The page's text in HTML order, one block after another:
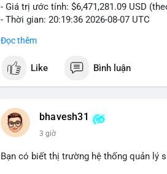
- Giá trị ước tính: $6,471,281.09 USD
- Thời gian: 20:19:36 2026-08-07 UTC
Nhận định phân tích: Khối lượng 99.6
thường gặp ở hai kịch bản: cá voi nạp
hoặc chuyển sang ví lạnh nhằm tích
BTC vào ví nóng sàn, khả năng cao là
hoạt động, đó là tín hiệu gom hàng chiến
tránh hành động theo cảm xúc. Xác
Đọc thêm
Like Bình luận
bhavesh31
3 giờ
Bạn có biết thị trường hệ thống quản lý